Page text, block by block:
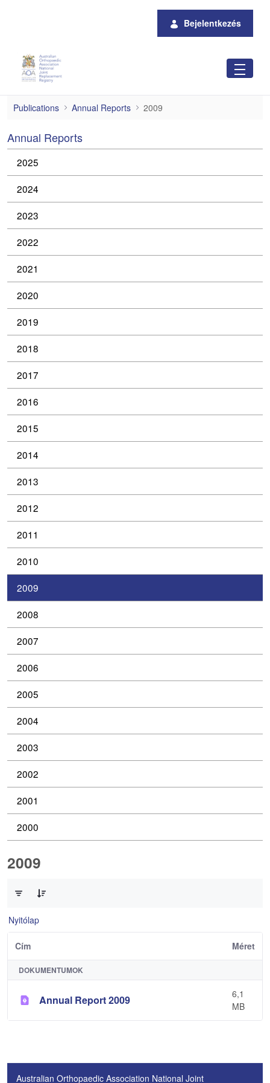
Bejelentkezés
2009
Publications Annual Reports 2009
Annual Reports
2025
2024
2023
2022
2021
2020
2019
2018
2017
2016
2015
2014
2013
2012
2011
2010
2009
2008
2007
2006
2005
2004
2003
2002
2001
2000
2009
Nyitólap
Cím Méret
DOKUMENTUMOK
Annual Report 2009
6,1
MB
Australian Orthopaedic Association National Joint